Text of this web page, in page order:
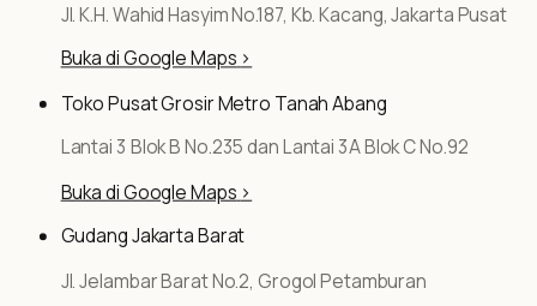
Jl. K.H. Wahid Hasyim No.187, Kb. Kacang, Jakarta Pusat
Buka di Google Maps >
Toko Pusat Grosir Metro Tanah Abang
Lantai 3 Blok B No.235 dan Lantai 3A Blok C No.92
Buka di Google Maps >
Gudang Jakarta Barat
Jl. Jelambar Barat No.2, Grogol Petamburan